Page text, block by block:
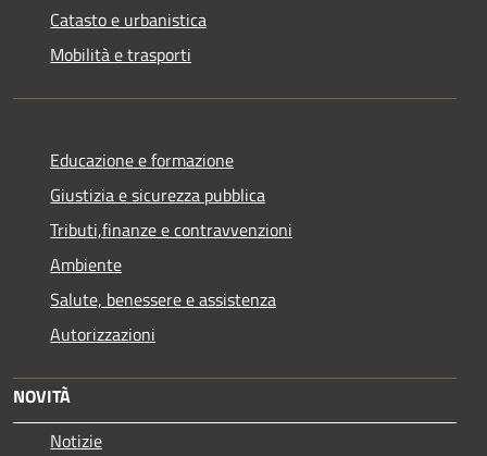
Catasto e urbanistica
Mobilità e trasporti
Educazione e formazione
Giustizia e sicurezza pubblica
Tributi,finanze e contravvenzioni
Ambiente
Salute, benessere e assistenza
Autorizzazioni
NOVITÀ
Notizie